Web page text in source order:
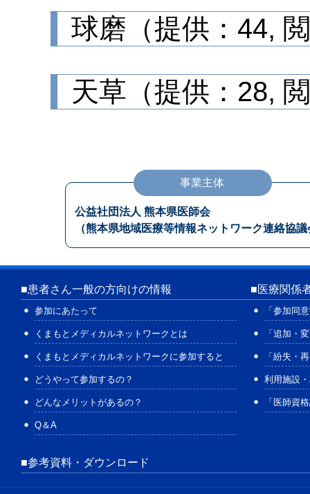
球磨（提供：44,
天草（提供：28,
事業主体
公益社団法人 熊本県医師会
（熊本県地域医療等情報ネットワーク連絡協議
■患者さん一般の方向けの情報 ■医療関係
参加にあたって
くまもとメディカルネットワークとは
くまもとメディカルネットワークに参加すると
どうやって参加するの？
どんなメリットがあるの？
Q＆A
「参加同
「追加・
「紛失・
利用施設
「医師資
■参考資料・ダウンロード